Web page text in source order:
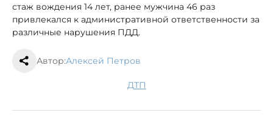
стаж вождения 14 лет, ранее мужчина 46 раз
привлекался к административной ответственности за
различные нарушения ПДД.
Автор:Алексей Петров
ДТП